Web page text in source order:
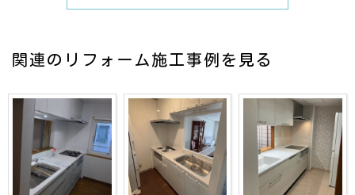
関連のリフォーム施工事例を見る